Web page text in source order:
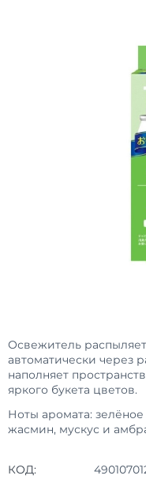
Освежитель
автоматически через
наполняет
яркого букета цветов.
Ноты аромата:
жасмин, мускус и
КОД: